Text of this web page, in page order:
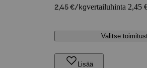
2,45 €/kgvertailuhinta 2,45
Valitse
Lisää